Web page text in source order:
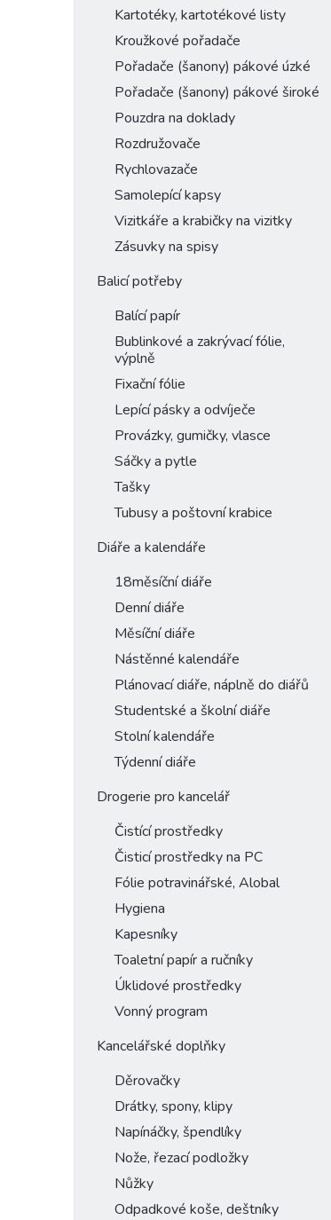
Kartotéky, kartotékové listy
Kroužkové pořadače
Pořadače (šanony) pákové úzké
Pořadače (šanony) pákové široké
Pouzdra na doklady
Rozdružovače
Rychlovazače
Samolepící kapsy
Vizitkáře a krabičky na vizitky
Zásuvky na spisy
Balicí potřeby
Balící papír
Bublinkové a zakrývací fólie,
výplně
Fixační fólie
Lepící pásky a odvíječe
Provázky, gumičky, vlasce
Sáčky a pytle
Tašky
Tubusy a poštovní krabice
Diáře a kalendáře
18měsíční diáře
Denní diáře
Měsíční diáře
Nástěnné kalendáře
Plánovací diáře, náplně do diářů
Studentské a školní diáře
Stolní kalendáře
Týdenní diáře
Drogerie pro kancelář
Čistící prostředky
Čisticí prostředky na PC
Fólie potravinářské, Alobal
Hygiena
Kapesníky
Toaletní papír a ručníky
Úklidové prostředky
Vonný program
Kancelářské doplňky
Děrovačky
Drátky, spony, klipy
Napínáčky, špendlíky
Nože, řezací podložky
Nůžky
Odpadkové koše, deštníky